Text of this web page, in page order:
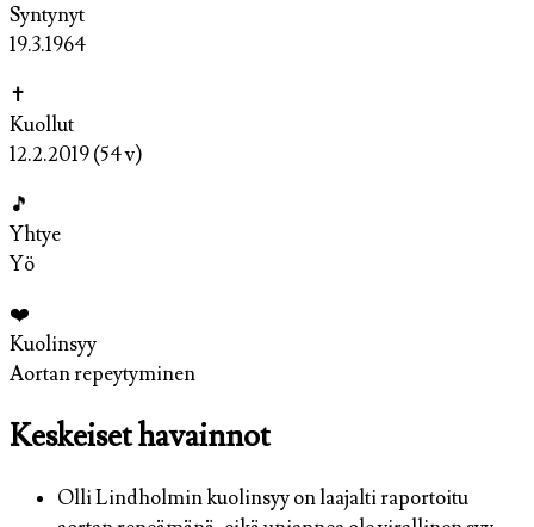
Syntynyt
19.3.1964
✝
Kuollut
12.2.2019 (54 v)
🎵
Yhtye
Yö
❤️
Kuolinsyy
Aortan repeytyminen
Keskeiset havainnot
Olli Lindholmin kuolinsyy on laajalti raportoitu